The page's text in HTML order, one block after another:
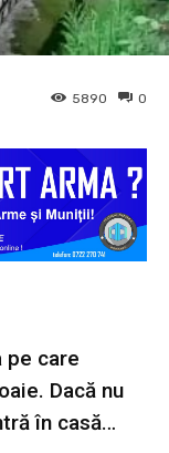
0
5890
pe care
Dacă nu
în casă…